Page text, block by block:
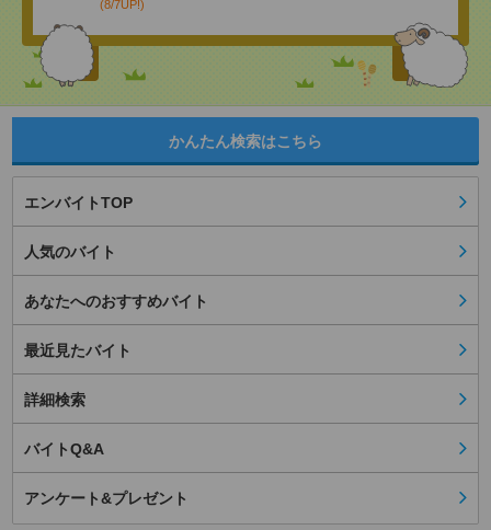
(8/7UP!)
かんたん検索はこちら
エンバイトTOP
人気のバイト
あなたへのおすすめバイト
最近見たバイト
詳細検索
バイトQ&A
アンケート&プレゼント